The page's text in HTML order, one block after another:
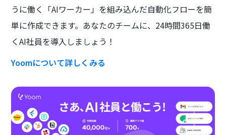
うに働く「AIワーカー」を組み込んだ自動化フローを簡
単に作成できます。あなたのチームに、24時間365日働
くAI社員を導入しましょう！
Yoomについて詳しくみる